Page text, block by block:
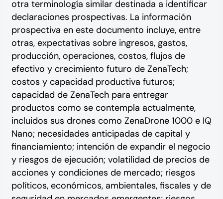
otra terminología similar destinada a identificar
declaraciones prospectivas. La información
prospectiva en este documento incluye, entre
otras, expectativas sobre ingresos, gastos,
producción, operaciones, costos, flujos de
efectivo y crecimiento futuro de ZenaTech;
costos y capacidad productiva futuros;
capacidad de ZenaTech para entregar
productos como se contempla actualmente,
incluidos sus drones como ZenaDrone 1000 e IQ
Nano; necesidades anticipadas de capital y
financiamiento; intención de expandir el negocio
y riesgos de ejecución; volatilidad de precios de
acciones y condiciones de mercado; riesgos
políticos, económicos, ambientales, fiscales y de